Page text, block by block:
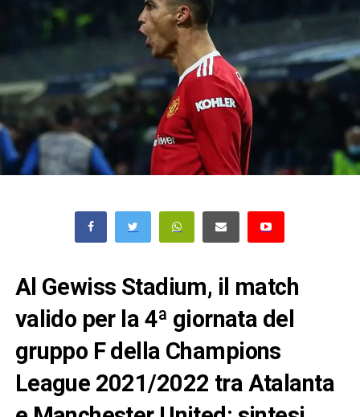
Al Gewiss Stadium, il match
valido per la 4ª giornata del
gruppo F della Champions
League 2021/2022 tra Atalanta